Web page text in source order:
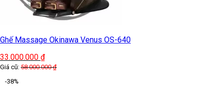
Ghế Massage Okinawa Venus OS-640
33.000.000 ₫
Giá cũ: 58.000.000₫
-38%